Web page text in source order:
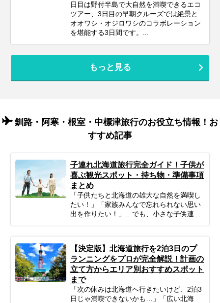
日目は野付半島で大自然を満喫できるエコ
ツアー、3日目の早朝クルーズでは絶景と
オオワシ・オジロワシのコラボレーション
を堪能する3日間です。...
もっと見る
釧路・阿寒・根室・中標津旅行のお役立ち情報！お
すすめ記事
子連れ北海道旅行完全ガイド！子供が
喜ぶ観光スポット・持ち物・準備事項
まとめ
「子供たちと北海道の雄大な自然を満喫し
たい！」「家族みんなで忘れられない思い
出を作りたい！」…でも、小さな子供連れ
計画すれば、子連れ北海道旅行は最高の体
験になります。 この記事では、子連れファ
ミリーが北海道旅行を思いっきり楽しむた
めの、計画の立て方の基本から、子供が絶
対喜ぶおすすめスポット＆アクティビテ
ィ、ホテル選びの秘訣、そしてあると便利
【決定版】北海道旅行を2泊3日のプ
ランニングをプロが完全解説！計画の
立て方からエリア別おすすめスポット
まで
「次の休みは北海道へ行きたいけど、2泊3
日じゃ満喫できないかも…」「広い北海